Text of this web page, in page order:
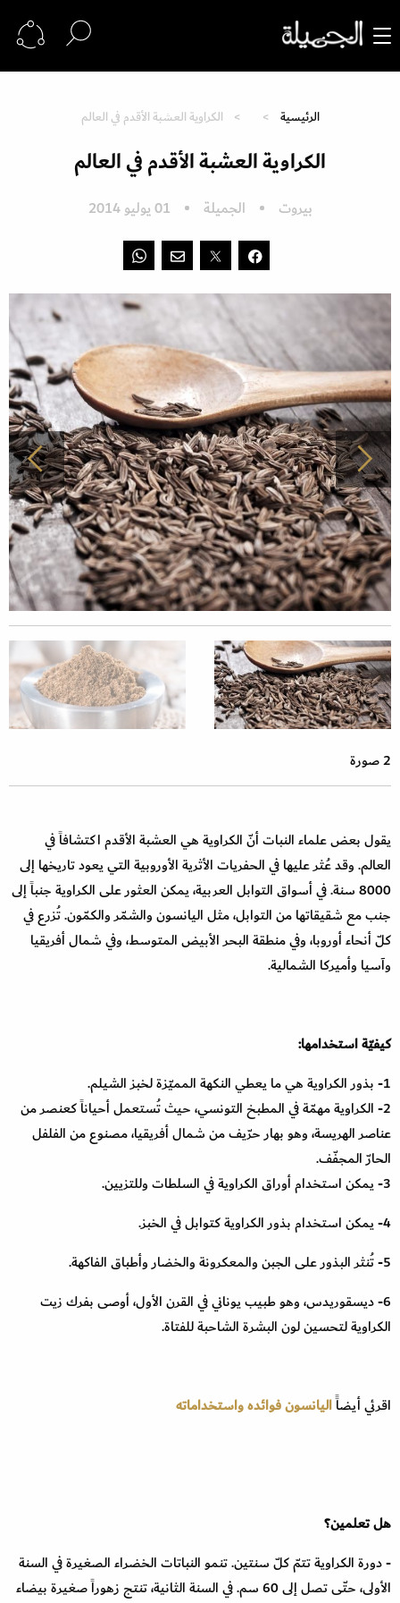
الرئيسية الكراوية العشبة الأقدم في العالم
الكراوية العشبة الأقدم في العالم
بيروت الجميلة 01 يوليو 2014
2 صورة
يقول بعض علماء النبات أنّ الكراوية هي العشبة الأقدم اكتشافاً في
العالم. وقد عُثر عليها في الحفريات الأثرية الأوروبية التي يعود تاريخها إلى
8000 سنة. في أسواق التوابل العربية، يمكن العثور على الكراوية جنباً إلى
جنب مع شقيقاتها من التوابل، مثل اليانسون والشمّر والكمّون. تُزرع في
كلّ أنحاء أوروبا، وفي منطقة البحر الأبيض المتوسط، ​​وفي شمال أفريقيا
وآسيا وأميركا الشمالية.
كيفيّة استخدامها:
1- بذور الكراوية هي ما يعطي النكهة المميّزة لخبز الشيلم.
2- الكراوية مهمّة في المطبخ التونسي، حيث تُستعمل أحياناً كعنصر من
عناصر الهريسة، وهو بهار حرّيف من شمال أفريقيا، مصنوع من الفلفل
الحارّ المجفّف.
3- يمكن استخدام أوراق الكراوية في السلطات وللتزيين.
4- يمكن استخدام بذور الكراوية كتوابل في الخبز.
5- تُنثر البذور على الجبن والمعكرونة والخضار وأطباق الفاكهة.
6- ديسقوريدس، وهو طبيب يوناني في القرن الأول، أوصى بفرك زيت
الكراوية لتحسين لون البشرة الشاحبة للفتاة.
اقرئي أيضاًَاليانسون فوائده واستخداماته
هل تعلمين؟
- دورة الكراوية تتمّ كلّ سنتين. تنمو النباتات الخضراء الصغيرة في السنة
الأولى، حتّى تصل إلى 60 سم. في السنة الثانية، تنتج زهوراً صغيرة بيضاء